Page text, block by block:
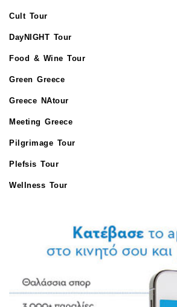
Cult Tour
DayNIGHT Tour
Food & Wine Tour
Green Greece
Greece NAtour
Meeting Greece
Pilgrimage Tour
Plefsis Tour
Wellness Tour